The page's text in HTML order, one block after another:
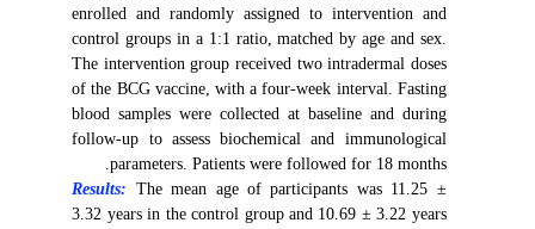
enrolled and randomly assigned to intervention and
control groups in a 1:1 ratio, matched by age and sex.
The intervention group received two intradermal doses
of the BCG vaccine, with a four-week interval. Fasting
blood samples were collected at baseline and during
follow-up to assess biochemical and immunological
parameters. Patients were followed for 18 months.
Results: The mean age of participants was 11.25 ±
3.32 years in the control group and 10.69 ± 3.22 years